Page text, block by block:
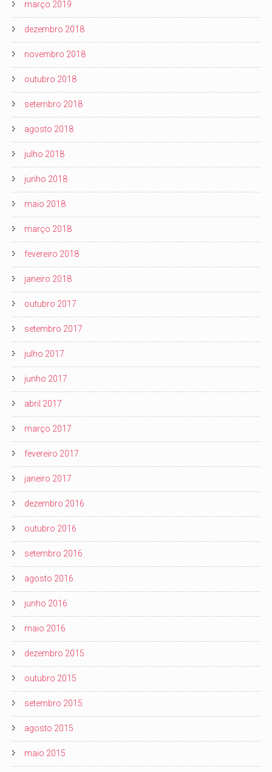
março 2019
dezembro 2018
novembro 2018
outubro 2018
setembro 2018
agosto 2018
julho 2018
junho 2018
maio 2018
março 2018
fevereiro 2018
janeiro 2018
outubro 2017
setembro 2017
julho 2017
junho 2017
abril 2017
março 2017
fevereiro 2017
janeiro 2017
dezembro 2016
outubro 2016
setembro 2016
agosto 2016
junho 2016
maio 2016
dezembro 2015
outubro 2015
setembro 2015
agosto 2015
maio 2015